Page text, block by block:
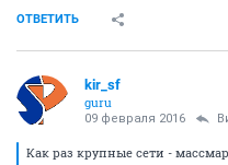
ОТВЕТИТЬ
kir_sf
guru
09 февраля 2016
Как раз крупные сети -